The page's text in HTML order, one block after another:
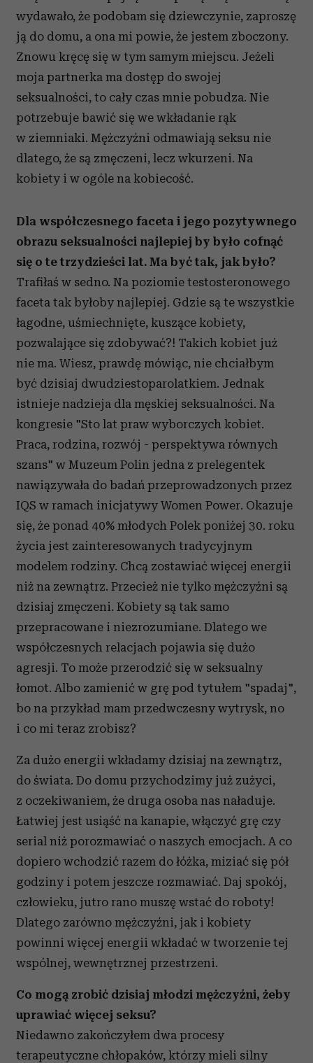
wydawało, że podobam się dziewczynie, zaproszę
ją do domu, a ona mi powie, że jestem zboczony.
Znowu kręcę się w tym samym miejscu. Jeżeli
moja partnerka ma dostęp do swojej
seksualności, to cały czas mnie pobudza. Nie
potrzebuje bawić się we wkładanie rąk
w ziemniaki. Mężczyźni odmawiają seksu nie
dlatego, że są zmęczeni, lecz wkurzeni. Na
kobiety i w ogóle na kobiecość.
Dla współczesnego faceta i jego pozytywnego
obrazu seksualności najlepiej by było cofnąć
się o te trzydzieści lat. Ma być tak, jak było?
Trafiłaś w sedno. Na poziomie testosteronowego
faceta tak byłoby najlepiej. Gdzie są te wszystkie
łagodne, uśmiechnięte, kuszące kobiety,
pozwalające się zdobywać?! Takich kobiet już
nie ma. Wiesz, prawdę mówiąc, nie chciałbym
być dzisiaj dwudziestoparolatkiem. Jednak
istnieje nadzieja dla męskiej seksualności. Na
kongresie "Sto lat praw wyborczych kobiet.
Praca, rodzina, rozwój - perspektywa równych
szans" w Muzeum Polin jedna z prelegentek
nawiązywała do badań przeprowadzonych przez
IQS w ramach inicjatywy Women Power. Okazuje
się, że ponad 40% młodych Polek poniżej 30. roku
życia jest zainteresowanych tradycyjnym
modelem rodziny. Chcą zostawiać więcej energii
niż na zewnątrz. Przecież nie tylko mężczyźni są
dzisiaj zmęczeni. Kobiety są tak samo
przepracowane i niezrozumiane. Dlatego we
współczesnych relacjach pojawia się dużo
agresji. To może przerodzić się w seksualny
łomot. Albo zamienić w grę pod tytułem "spadaj",
bo na przykład mam przedwczesny wytrysk, no
i co mi teraz zrobisz?
Za dużo energii wkładamy dzisiaj na zewnątrz,
do świata. Do domu przychodzimy już zużyci,
z oczekiwaniem, że druga osoba nas naładuje.
Łatwiej jest usiąść na kanapie, włączyć grę czy
serial niż porozmawiać o naszych emocjach. A co
dopiero wchodzić razem do łóżka, miziać się pół
godziny i potem jeszcze rozmawiać. Daj spokój,
człowieku, jutro rano muszę wstać do roboty!
Dlatego zarówno mężczyźni, jak i kobiety
powinni więcej energii wkładać w tworzenie tej
wspólnej, wewnętrznej przestrzeni.
Co mogą zrobić dzisiaj młodzi mężczyźni, żeby
uprawiać więcej seksu?
Niedawno zakończyłem dwa procesy
terapeutyczne chłopaków, którzy mieli silny